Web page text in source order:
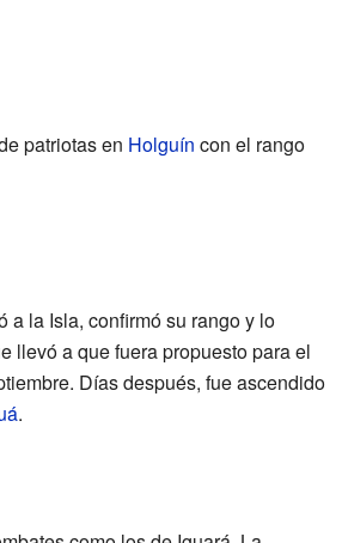
patriotas en Holguín con el rango
a la Isla, confirmó su rango y lo
llevó a que fuera propuesto para el
Días después, fue ascendido
.